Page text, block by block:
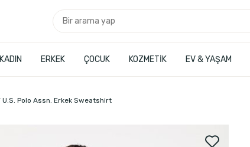
KADIN ERKEK ÇOCUK KOZMETİK EV & YAŞAM
U.S. Polo Assn. Erkek Sweatshirt